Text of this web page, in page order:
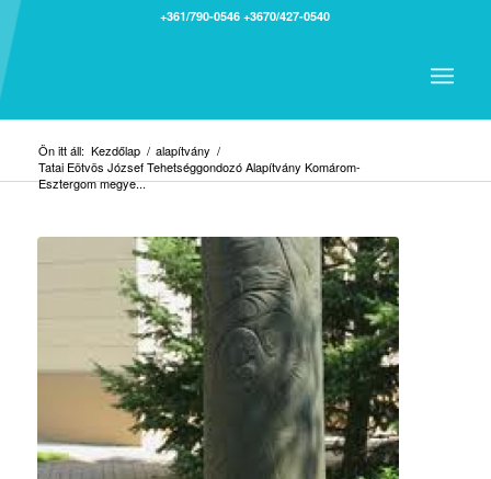
+361/790-0546 +3670/427-0540
Ön itt áll: Kezdőlap / alapítvány /
Tatai Eötvös József Tehetséggondozó Alapítvány Komárom-
Esztergom megye...